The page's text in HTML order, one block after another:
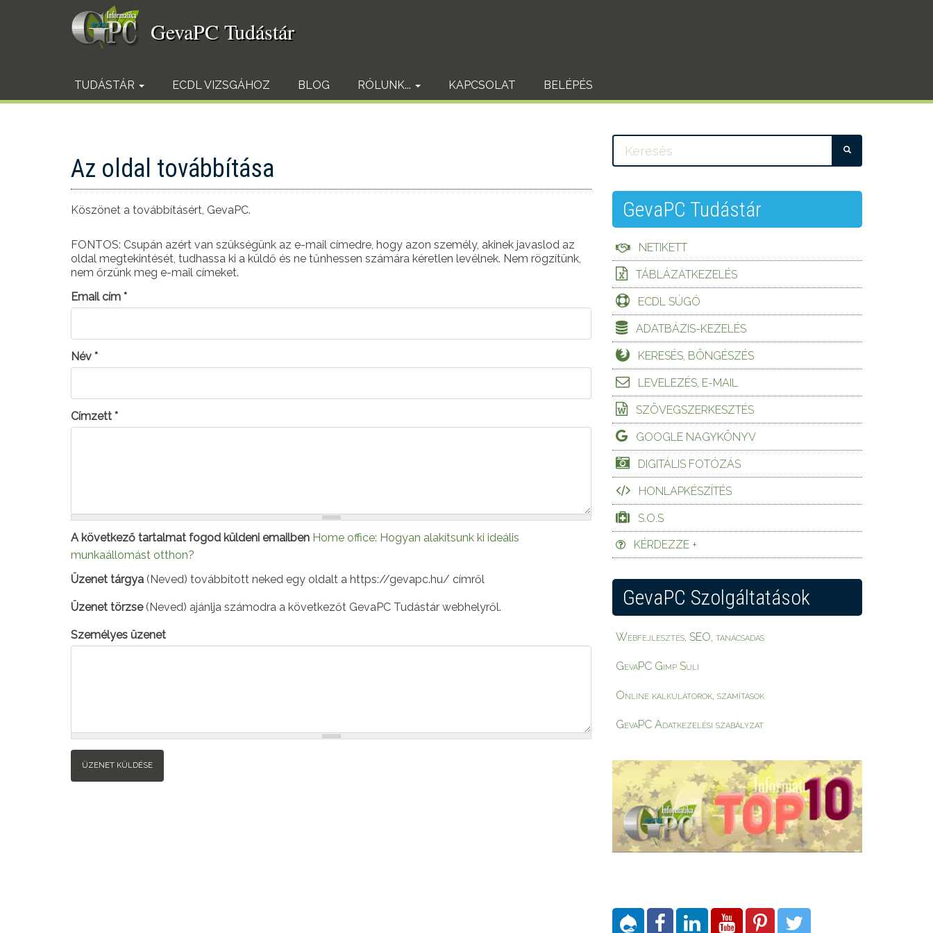
GevaPC Tudástár
TUDÁSTÁR ECDL VIZSGÁHOZ BLOG RÓLUNK... KAPCSOLAT BELÉPÉS
Az oldal továbbítása
Köszönet a továbbításért, GevaPC.
FONTOS: Csupán azért van szükségünk az e-mail címedre, hogy azon személy, akinek javaslod az
oldal megtekintését, tudhassa ki a küldő és ne tűnhessen számára kéretlen levélnek. Nem rögzítünk,
nem őrzünk meg e-mail címeket.
Email cím *
Név *
Címzett *
A következő tartalmat fogod küldeni emailben Home office: Hogyan alakítsunk ki ideális
munkaállomást otthon?
Üzenet tárgya (Neved) továbbított neked egy oldalt a https://gevapc.hu/ címről
Üzenet törzse(Neved) ajánlja számodra a következőt GevaPC Tudástár webhelyről.
Személyes üzenet
ÜZENET KÜLDÉSE
GevaPC Tudástár
NETIKETT
TÁBLÁZATKEZELÉS
ECDL SÚGÓ
ADATBÁZIS-KEZELÉS
KERESÉS, BÖNGÉSZÉS
LEVELEZÉS, E-MAIL
SZÖVEGSZERKESZTÉS
GOOGLE NAGYKÖNYV
DIGITÁLIS FOTÓZÁS
HONLAPKÉSZÍTÉS
S.O.S
KÉRDEZZE +
GevaPC Szolgáltatások
Webfejlesztés, SEO, tanácsadás
GevaPC Gimp Suli
Online kalkulátorok, számítások
GevaPC Adatkezelési szabályzat